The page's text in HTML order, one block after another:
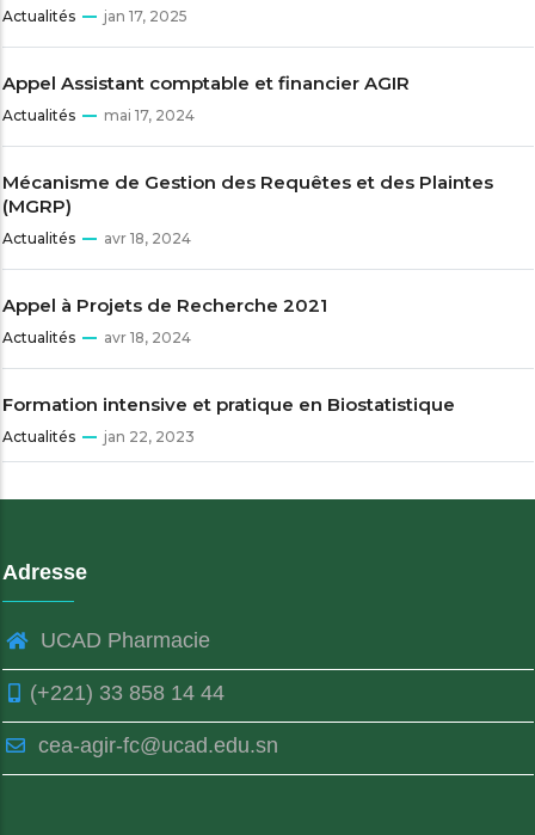
Actualités jan 17, 2025
Appel Assistant comptable et financier AGIR
Actualités mai 17, 2024
Mécanisme de Gestion des Requêtes et des Plaintes
(MGRP)
Actualités avr 18, 2024
Appel à Projets de Recherche 2021
Actualités avr 18, 2024
Formation intensive et pratique en Biostatistique
Actualités jan 22, 2023
Adresse
UCAD Pharmacie
(+221) 33 858 14 44
cea-agir-fc@ucad.edu.sn